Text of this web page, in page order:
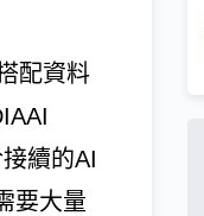
配資料
續的AI
要大量